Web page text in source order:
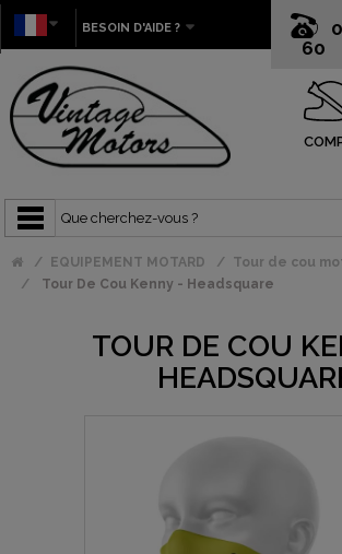
60
BESOIN D'AIDE ?
EQUIPEMENT MOTARD
Tour de cou
Tour De Cou Kenny - Headsquare
TOUR DE COU